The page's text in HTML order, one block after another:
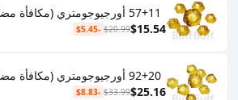
57+11 أورجيوجومتري (مكافأة مضاعفة لأول مرة 2×)
$15.54
$20.99
-$5.45
92+20 أورجيوجومتري (مكافأة مضاعفة لأول مرة 2×)
$25.16
$33.99
-$8.83